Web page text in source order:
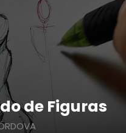
de Figuras